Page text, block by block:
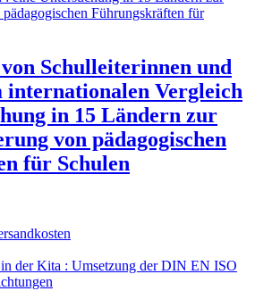
Schulleiterinnen und
internationalen Vergleich
in 15 Ländern zur
von pädagogischen
für Schulen